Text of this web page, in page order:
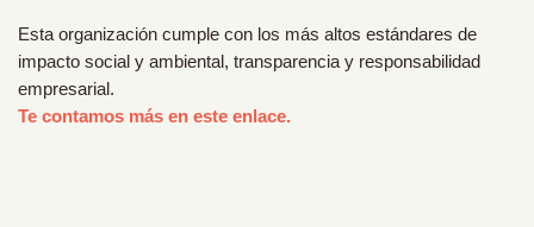
Esta organización cumple con los más altos estándares de
impacto social y ambiental, transparencia y responsabilidad
empresarial.
Te contamos más en este enlace.